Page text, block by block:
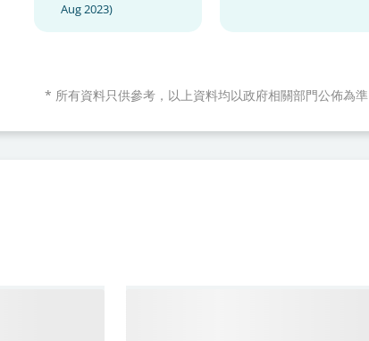
Aug 2023)
* 所有資料只供參考，以上資料均以政府相關部門公佈為準